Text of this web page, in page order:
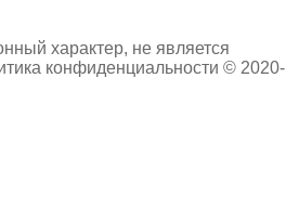
характер, не является
конфиденциальности © 2020-